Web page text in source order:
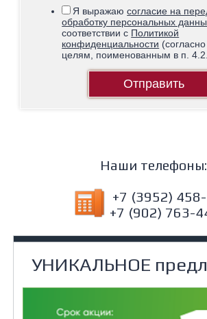
УНИКАЛЬНОЕ
Я выражаюсогласие на
обработку персональных
соответствии с Политикой
конфиденциальности
целям, поименованным в п.
Отправить
Наши телефоны:
+7 (3952)
+7 (902) 763-